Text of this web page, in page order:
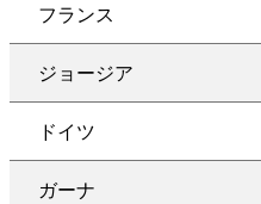
フランス
ジョージア
ドイツ
ガーナ